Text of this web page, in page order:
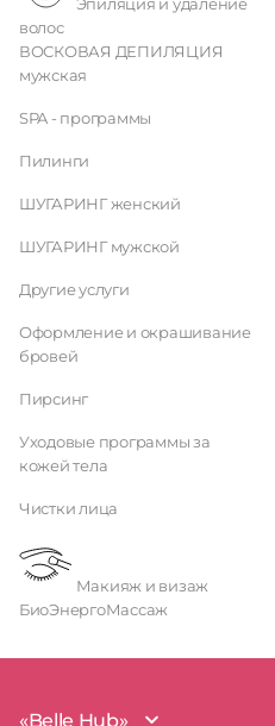
волос
ВОСКОВАЯ ДЕПИЛЯЦИЯ
мужская
SPA - программы
Пилинги
ШУГАРИНГ женский
ШУГАРИНГ мужской
Другие услуги
Оформление и окрашивание
бровей
Пирсинг
Уходовые программы за
кожей тела
Чистки лица
Макияж и визаж
БиоЭнергоМассаж
«Belle Hub»